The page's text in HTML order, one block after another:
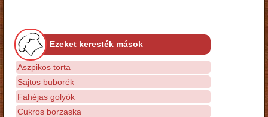
Ezeket keresték mások
Aszpikos torta
Sajtos buborék
Fahéjas golyók
Cukros borzaska